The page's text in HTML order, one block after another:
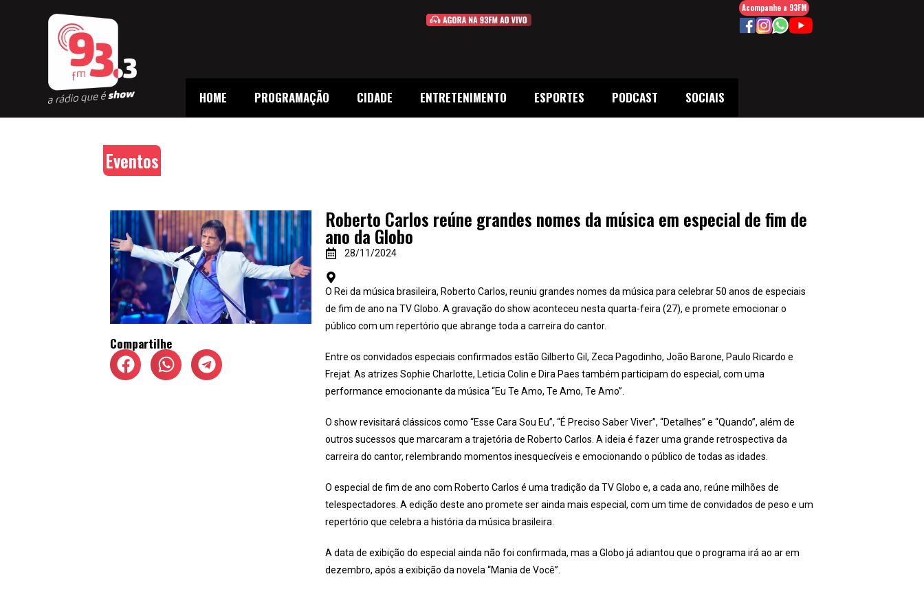
HOME PROGRAMAÇÃO CIDADE ENTRETENIMENTO ESPORTES PODCAST SOCIAIS
Acompanhe a 93FM
Eventos
Compartilhe
Roberto Carlos reúne grandes nomes da música em especial de fim de
ano da Globo
28/11/2024
O Rei da música brasileira, Roberto Carlos, reuniu grandes nomes da música para celebrar 50 anos de especiais
de fim de ano na TV Globo. A gravação do show aconteceu nesta quarta-feira (27), e promete emocionar o
público com um repertório que abrange toda a carreira do cantor.
Entre os convidados especiais confirmados estão Gilberto Gil, Zeca Pagodinho, João Barone, Paulo Ricardo e
Frejat. As atrizes Sophie Charlotte, Leticia Colin e Dira Paes também participam do especial, com uma
performance emocionante da música “Eu Te Amo, Te Amo, Te Amo”.
O show revisitará clássicos como “Esse Cara Sou Eu”, “É Preciso Saber Viver”, “Detalhes” e “Quando”, além de
outros sucessos que marcaram a trajetória de Roberto Carlos. A ideia é fazer uma grande retrospectiva da
carreira do cantor, relembrando momentos inesquecíveis e emocionando o público de todas as idades.
O especial de fim de ano com Roberto Carlos é uma tradição da TV Globo e, a cada ano, reúne milhões de
telespectadores. A edição deste ano promete ser ainda mais especial, com um time de convidados de peso e um
repertório que celebra a história da música brasileira.
A data de exibição do especial ainda não foi confirmada, mas a Globo já adiantou que o programa irá ao ar em
dezembro, após a exibição da novela “Mania de Você”.